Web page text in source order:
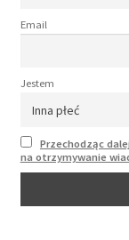
Email
Jestem
Przechodząc
na otrzymywanie